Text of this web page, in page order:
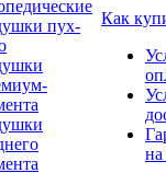
пух-
Как
на